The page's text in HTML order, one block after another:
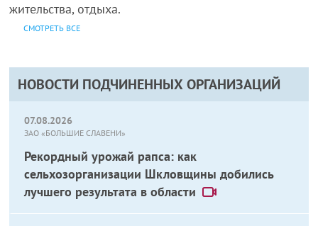
НОВОСТИ ПОДЧИНЕННЫХ ОРГАНИЗАЦИЙ
07.08.2026
ЗАО «БОЛЬШИЕ СЛАВЕНИ»
Рекордный урожай рапса: как
сельхозорганизации Шкловщины добились
лучшего результата в области
жительства, отдыха.
СМОТРЕТЬ ВСЕ